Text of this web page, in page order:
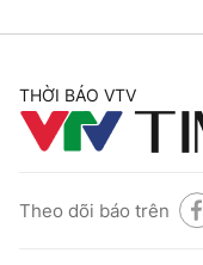
THỜI BÁO VTV
Theo dõi báo trên